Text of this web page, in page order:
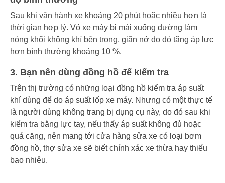
Sau khi vận hành xe khoảng 20 phút hoặc nhiều hơn là
thời gian hợp lý. Vỏ xe máy bị mài xuống đường làm
nóng khối không khí bên trong, giãn nở do đó tăng áp lực
hơn bình thường khoảng 10 %.
3. Bạn nên dùng đồng hồ để kiểm tra
Trên thị trường có những loại đồng hồ kiểm tra áp suất
khí dùng để do áp suất lốp xe máy. Nhưng có một thực tế
là người dùng không trang bị dụng cụ này, do đó sau khi
kiểm tra bằng lực tay, nếu thấy áp suất không đủ hoặc
quá căng, nên mang tới cửa hàng sửa xe có loại bơm
đồng hồ, thợ sửa xe sẽ biết chính xác xe thừa hay thiếu
bao nhiêu.